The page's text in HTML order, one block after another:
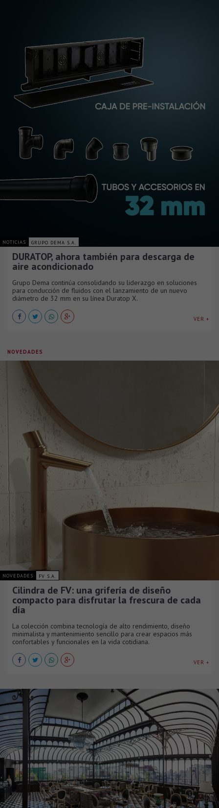
NOTICIAS GRUPO DEMA S.A.
DURATOP, ahora también para descarga de
aire acondicionado
Grupo Dema continúa consolidando su liderazgo en soluciones
para conducción de fluidos con el lanzamiento de un nuevo
diámetro de 32 mm en su línea Duratop X.
VER +
NOVEDADES
NOVEDADES FV S.A.
Cilindra de FV: una grifería de diseño
compacto para disfrutar la frescura de cada
día
La colección combina tecnología de alto rendimiento, diseño
minimalista y mantenimiento sencillo para crear espacios más
confortables y funcionales en la vida cotidiana.
VER +